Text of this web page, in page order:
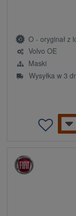
O - oryginał z
Volvo OE
Maski
Wysyłka w 3